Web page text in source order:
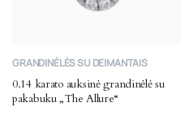
GRANDINĖLĖS SU DEIMANTAIS
0.14 karato auksinė grandinėlė su
pakabuku „The Allure“